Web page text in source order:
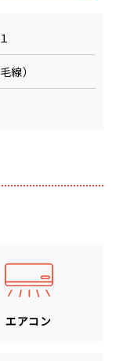
線）
エアコン